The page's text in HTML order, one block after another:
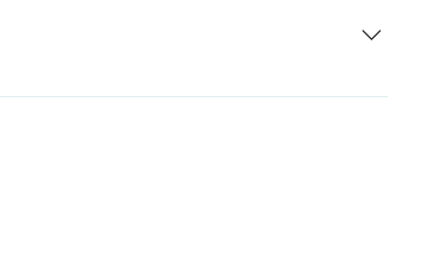
プースタイリング アイブロウカット